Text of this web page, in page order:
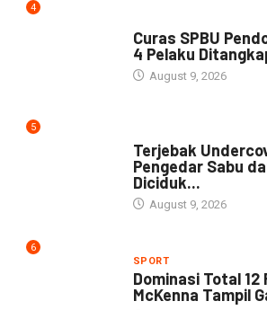
4
Curas SPBU
4 Pelaku
August 9, 2026
5
Terjebak
Pengedar Sabu
Diciduk...
August 9, 2026
6
SPORT
Dominasi Total 12
McKenna Tampil